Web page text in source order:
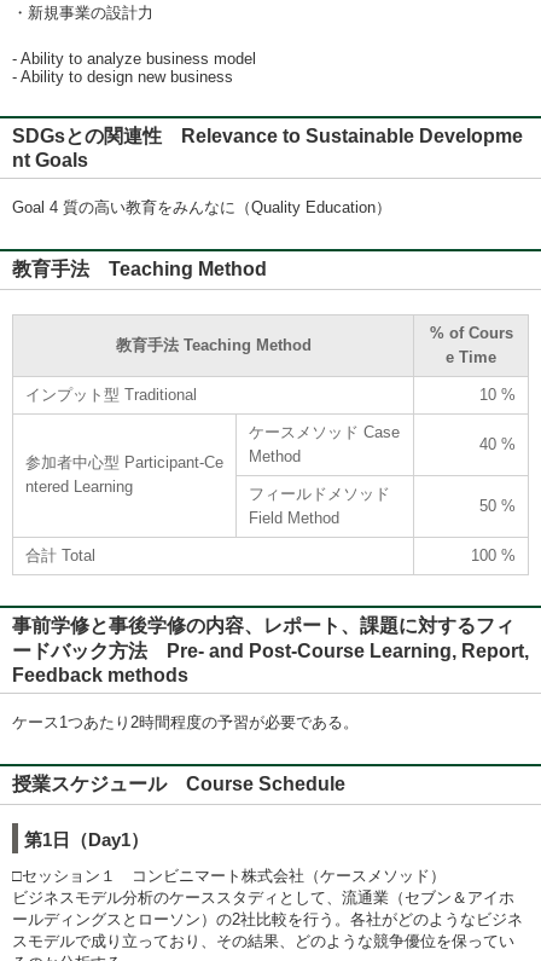
・新規事業の設計力
- Ability to analyze business model
- Ability to design new business
SDGsとの関連性 Relevance to Sustainable Developme
nt Goals
Goal 4 質の高い教育をみんなに（Quality Education）
教育手法 Teaching Method
教育手法 Teaching Method
% of Cours
e Time
インプット型 Traditional 10 %
参加者中心型 Participant-Ce
ntered Learning
ケースメソッド Case
Method
40 %
フィールドメソッド
Field Method
50 %
合計 Total 100 %
事前学修と事後学修の内容、レポート、課題に対するフィ
ードバック方法 Pre- and Post-Course Learning, Report,
Feedback methods
ケース1つあたり2時間程度の予習が必要である。
授業スケジュール Course Schedule
第1日（Day1）
□セッション１ コンビニマート株式会社（ケースメソッド）
ビジネスモデル分析のケーススタディとして、流通業（セブン＆アイホ
ールディングスとローソン）の2社比較を行う。各社がどのようなビジネ
スモデルで成り立っており、その結果、どのような競争優位を保ってい